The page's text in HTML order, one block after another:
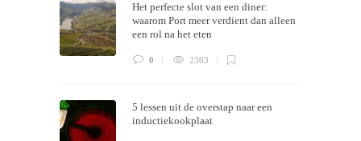
Het perfecte slot van een diner:
waarom Port meer verdient dan alleen
een rol na het eten
0 2303
5 lessen uit de overstap naar een
inductiekookplaat